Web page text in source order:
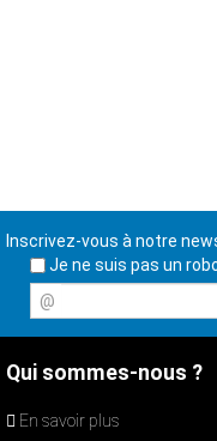
Inscrivez-vous à notre
Je ne suis pas un
@
Qui sommes-nous ?
En savoir plus